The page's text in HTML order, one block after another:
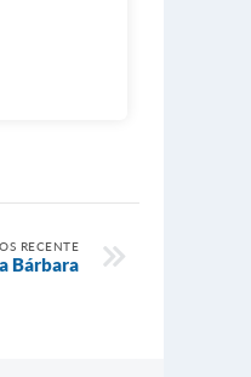
RECENTE
Bárbara